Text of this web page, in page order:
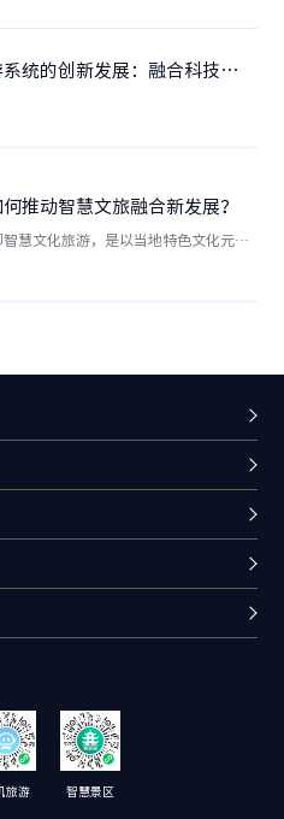
时游客量、一天游客量、假日期间总游
乡村旅游系统的创新发展：融合科技，焕发乡村新活力
推动智慧文旅融合新发展？
智慧文化旅游，是以当地特色文化元素
旅游 智慧景区